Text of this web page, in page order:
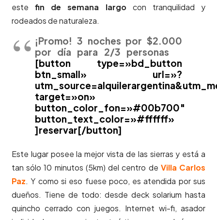
este fin de semana largocon tranquilidad y
rodeados de naturaleza.
¡Promo! 3 noches por $2.000
por día para 2/3 personas
[button type=»bd_button
btn_small» url=»?
target=»on»
button_color_fon=»#00b700″
button_text_color=»#ffffff»
]reservar[/button]
Este lugar posee la mejor vista de las sierras y está a
tan sólo 10 minutos (5km) del centro de Villa Carlos
Paz. Y como si eso fuese poco, es atendida por sus
dueños. Tiene de todo: desde deck solarium hasta
quincho cerrado con juegos. Internet wi-fi, asador